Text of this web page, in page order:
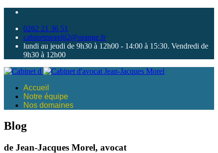
0262 21 36 51
cabinetmoreljj2@orange.fr
lundi au jeudi de 9h30 à 12h00 - 14:00 à 15:30. Vendredi de
9h30 à 12h00
Accueil
Notre équipe
Nos domaines
Blog
de Jean-Jacques Morel, avocat